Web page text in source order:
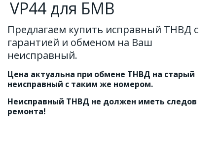
VP44 для БМВ
Предлагаем купить исправный ТНВД с
гарантией и обменом на Ваш
неисправный.
Цена актуальна при обмене ТНВД на старый
неисправный с таким же номером.
Неисправный ТНВД не должен иметь следов
ремонта!